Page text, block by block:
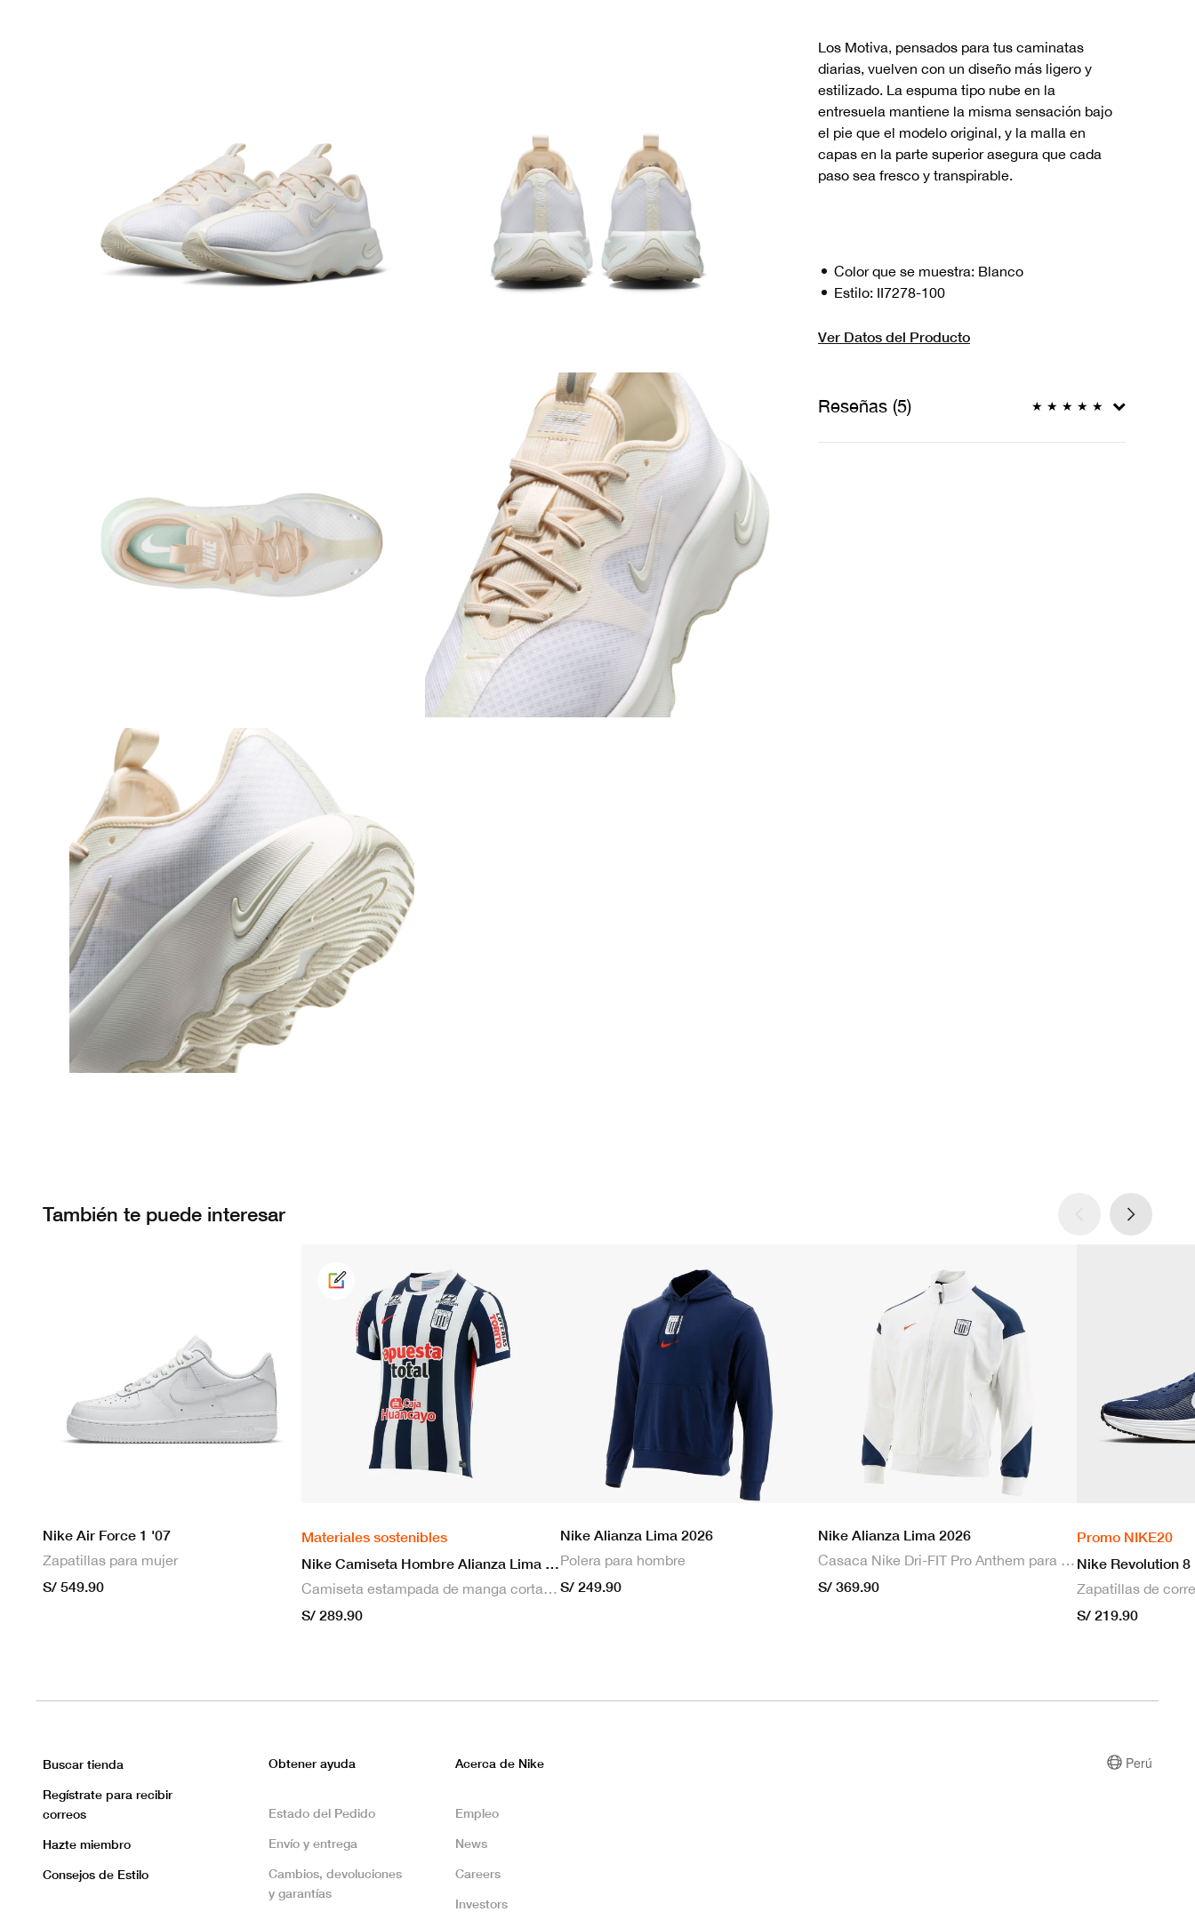
Los Motiva, pensados para tus caminatas
diarias, vuelven con un diseño más ligero y
estilizado. La espuma tipo nube en la
entresuela mantiene la misma sensación bajo
el pie que el modelo original, y la malla en
capas en la parte superior asegura que cada
paso sea fresco y transpirable.
Color que se muestra: Blanco
Estilo: II7278-100
Ver Datos del Producto
Reseñas (5) ★ ★ ★ ★ ★
También te puede interesar
Nike Air Force 1 '07
Zapatillas para mujer
S/ 549.90
Materiales sostenibles
Nike Camiseta Hombre Alianza Lima 2026 Local
Camiseta estampada de manga corta masculina Nike Dri-FIT de Alianza Lima Stadium para hombre
S/ 289.90
Nike Alianza Lima 2026
Polera para hombre
S/ 249.90
Nike Alianza Lima 2026
Casaca Nike Dri-FIT Pro Anthem para hombre
S/ 369.90
Promo NIKE20
Nike Revolution 8
S/ 219.90
Buscar tienda
Regístrate para recibir
correos
Hazte miembro
Consejos de Estilo
Obtener ayuda
Estado del Pedido
Envío y entrega
Cambios, devoluciones
y garantías
Acerca de Nike
Empleo
News
Careers
Investors
Perú